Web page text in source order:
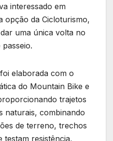
interessado em
opção da Cicloturismo,
uma única volta no
elaborada com o
do Mountain Bike e
trajetos
naturais, combinando
de terreno, trechos
testam resistência,